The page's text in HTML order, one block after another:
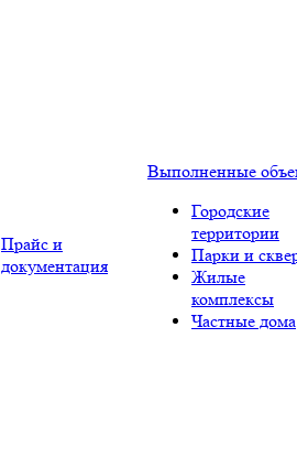
Прайс и
документация
Выполненные
Городские
территории
Парки и
Жилые
комплексы
Частные дома